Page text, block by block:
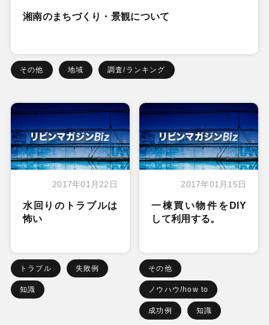
湘南のまちづくり・景観について
その他 地域 調査/ランキング
2017年01月22日
水回りのトラブルは
怖い
トラブル 失敗例
知識
2017年01月15日
一棟買い物件をDIY
して利用する。
その他
ノウハウ/how to
成功例 知識